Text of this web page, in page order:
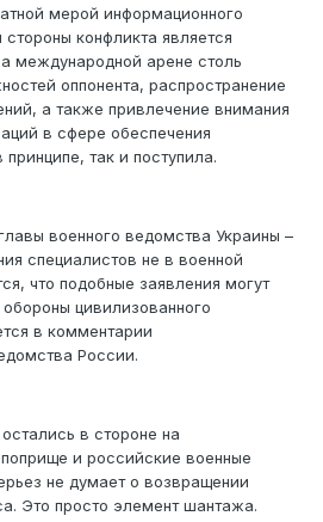
мерой информационного
конфликта является
международной арене столь
оппонента, распространение
а также привлечение внимания
в сфере обеспечения
так и поступила.
военного ведомства Украины –
специалистов не в военной
что подобные заявления могут
цивилизованного
в комментарии
России.
в стороне на
и российские военные
не думает о возвращении
Это просто элемент шантажа.